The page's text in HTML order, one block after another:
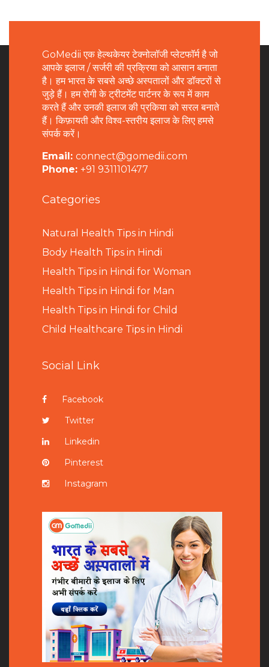
GoMedii एक हेल्थकेयर टेक्नोलॉजी प्लेटफॉर्म है जो
आपके इलाज / सर्जरी की प्रक्रिया को आसान बनाता
है। हम भारत के सबसे अच्छे अस्पतालों और डॉक्टरों से
जुड़े हैं। हम रोगी के ट्रीटमेंट पार्टनर के रूप में काम
करते हैं और उनकी इलाज की प्रकिया को सरल बनाते
हैं। किफ़ायती और विश्व-स्तरीय इलाज के लिए हमसे
संपर्क करें।
Email: connect@gomedii.com
Phone: +91 9311101477
Categories
Natural Health Tips in Hindi
Body Health Tips in Hindi
Health Tips in Hindi for Woman
Health Tips in Hindi for Man
Health Tips in Hindi for Child
Child Healthcare Tips in Hindi
Social Link
Facebook
Twitter
Linkedin
Pinterest
Instagram